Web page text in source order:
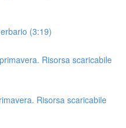
(3:19)
Risorsa scaricabile
Risorsa scaricabile